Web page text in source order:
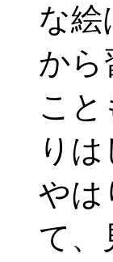
な絵
から
こ
り
やは
て、